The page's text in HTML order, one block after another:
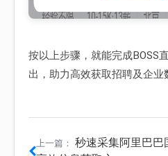
按以上步骤，就能完成BOSS
出，助力高效获取招聘及企业
上一篇： 秒速采集阿里巴巴